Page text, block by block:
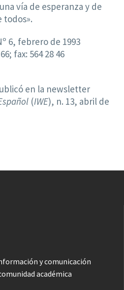
vía de esperanza y de
todos».
6, febrero de 1993
fax: 564 28 46
en la newsletter
(IWE), n. 13, abril de
y comunicación
académica